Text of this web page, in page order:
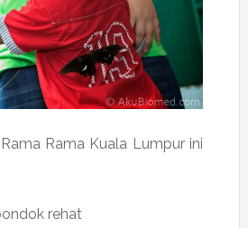
Rama Kuala Lumpur ini
rehat